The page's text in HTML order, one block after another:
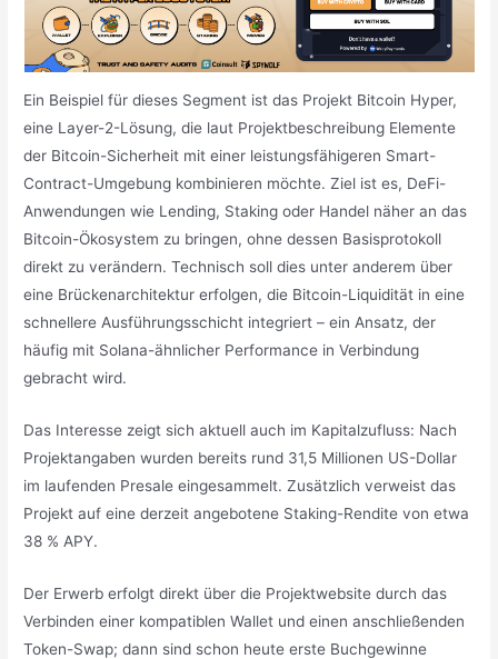
Ein Beispiel für dieses Segment ist das Projekt Bitcoin Hyper,
eine Layer-2-Lösung, die laut Projektbeschreibung Elemente
der Bitcoin-Sicherheit mit einer leistungsfähigeren Smart-
Contract-Umgebung kombinieren möchte. Ziel ist es, DeFi-
Anwendungen wie Lending, Staking oder Handel näher an das
Bitcoin-Ökosystem zu bringen, ohne dessen Basisprotokoll
direkt zu verändern. Technisch soll dies unter anderem über
eine Brückenarchitektur erfolgen, die Bitcoin-Liquidität in eine
schnellere Ausführungsschicht integriert – ein Ansatz, der
häufig mit Solana-ähnlicher Performance in Verbindung
gebracht wird.
Das Interesse zeigt sich aktuell auch im Kapitalzufluss: Nach
Projektangaben wurden bereits rund 31,5 Millionen US-Dollar
im laufenden Presale eingesammelt. Zusätzlich verweist das
Projekt auf eine derzeit angebotene Staking-Rendite von etwa
38 % APY.
Der Erwerb erfolgt direkt über die Projektwebsite durch das
Verbinden einer kompatiblen Wallet und einen anschließenden
Token-Swap; dann sind schon heute erste Buchgewinne